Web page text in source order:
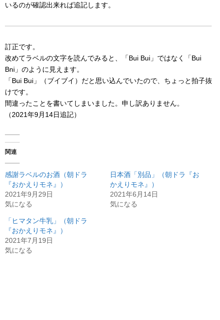
いるのが確認出来れば追記します。
訂正です。
改めてラベルの文字を読んでみると、「Bui Bui」ではなく「Bui
Bni」のように見えます。
「Bui Bui」（ブイブイ）だと思い込んでいたので、ちょっと拍子抜
けです。
間違ったことを書いてしまいました。申し訳ありません。
（2021年9月14日追記）
関連
感謝ラベルのお酒（朝ドラ
『おかえりモネ』）
2021年9月29日
気になる
日本酒「別品」（朝ドラ『お
かえりモネ』）
2021年6月14日
気になる
「ヒマタン牛乳」（朝ドラ
『おかえりモネ』）
2021年7月19日
気になる